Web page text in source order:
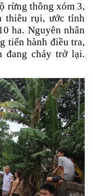
rừng thông xóm 3,
thiêu rụi, ước tính
ha. Nguyên nhân
tiến hành điều tra,
đang cháy trở lại.